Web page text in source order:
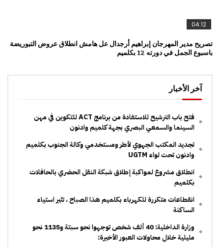
04:12
تصريح مدير المهرجان إبراهيم أرجدال عل هامش انطلاق عروض التبوريضة
باسبوع الجمل في دورته 12 بكلميم
آخر الأخبار
فتح باب الترشيح للاستفادة من برنامج ACT للتكوين في مهن
السينما والسمعي البصري بجهة كلميم وادنون
تجديد المكتب الجهوي لأطر ومستخدمي وكالة الجنوب بكلميم
وادنون تحت لواء UGTM
انطلاق مشروع لمواكبة إطلاق شبكة النقل الحضري بالحافلات
بكلميم
انقطاعات متكررة للكهرباء بكلميم هذا الصباح ، تثير استياء
الساكنة
وزارة الداخلية: 40 ألف شخص توجهوا نحو سبتة و1135 نحو
مليلية خلال محاولات العبور الأخيرة: